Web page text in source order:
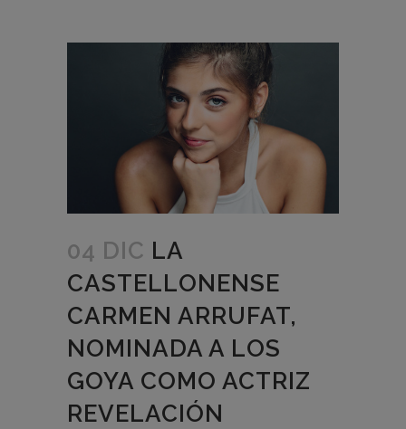
04 DIC LA
CASTELLONENSE
CARMEN ARRUFAT,
NOMINADA A LOS
GOYA COMO ACTRIZ
REVELACIÓN